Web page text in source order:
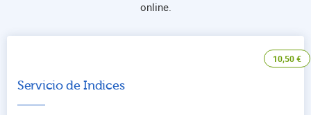
online.
10,50€
Servicio de Indices